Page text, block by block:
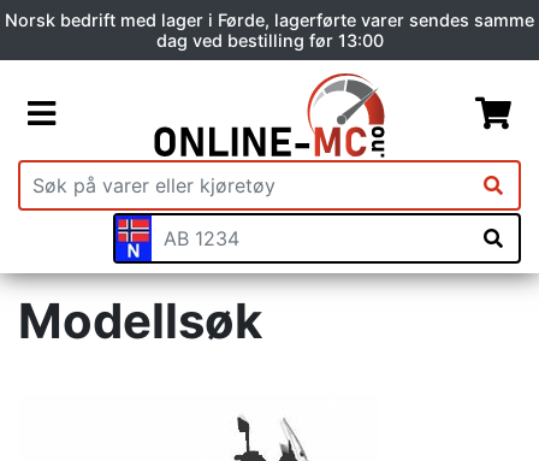
Norsk bedrift med lager i Førde, lagerførte varer sendes samme
dag ved bestilling før 13:00
Modellsøk